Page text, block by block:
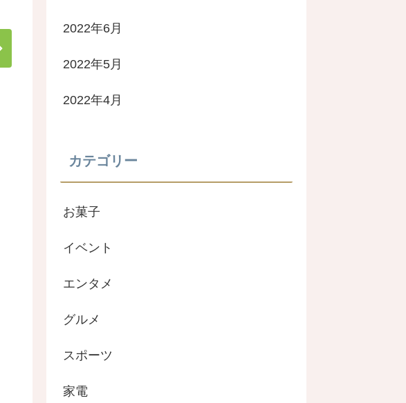
2022年6月
2022年5月
2022年4月
カテゴリー
お菓子
イベント
エンタメ
グルメ
スポーツ
家電